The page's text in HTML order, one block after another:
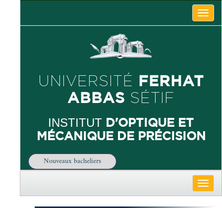
Toggle
UNIVERSITÉ FERHAT
ABBAS SÉTIF
INSTITUT D'OPTIQUE ET
MÉCANIQUE DE PRÉCISION
Nouveaux bacheliers
Toggle